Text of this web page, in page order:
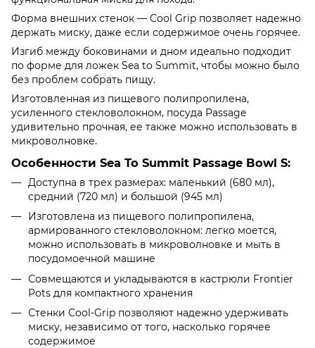
Форма внешних стенок — Cool Grip позволяет надежно
держать миску, даже если содержимое очень горячее.
Изгиб между боковинами и дном идеально подходит
по форме для ложек Sea to Summit, чтобы можно было
без проблем собрать пищу.
Изготовленная из пищевого полипропилена,
усиленного стекловолокном, посуда Passage
удивительно прочная, ее также можно использовать в
микроволновке.
Особенности Sea To Summit Passage Bowl S:
Доступна в трех размерах: маленький (680 мл),
средний (720 мл) и большой (945 мл)
Изготовлена ​​из пищевого полипропилена,
армированного стекловолокном: легко моется,
можно использовать в микроволновке и мыть в
посудомоечной машине
Совмещаются и укладываются в кастрюли Frontier
Pots для компактного хранения
Стенки Cool-Grip позволяют надежно удерживать
миску, независимо от того, насколько горячее
содержимое